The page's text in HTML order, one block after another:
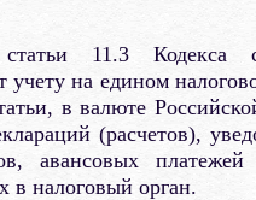
11.3 Кодекса
на едином
в валюте
(расчетов),
авансовых
в налоговый орган.